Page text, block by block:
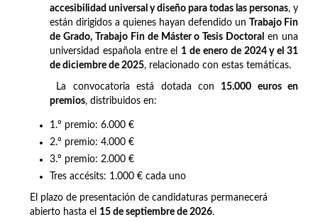
accesibilidad universal y diseño para todas las personas, y
están dirigidos a quienes hayan defendido un Trabajo Fin
de Grado, Trabajo Fin de Máster o Tesis Doctoral en una
universidad española entre el 1 de enero de 2024 y el 31
de diciembre de 2025, relacionado con estas temáticas.
La convocatoria está dotada con 15.000 euros en
premios, distribuidos en:
1.º premio: 6.000 €
2.º premio: 4.000 €
3.º premio: 2.000 €
Tres accésits: 1.000 € cada uno
El plazo de presentación de candidaturas permanecerá
abierto hasta el 15 de septiembre de 2026.